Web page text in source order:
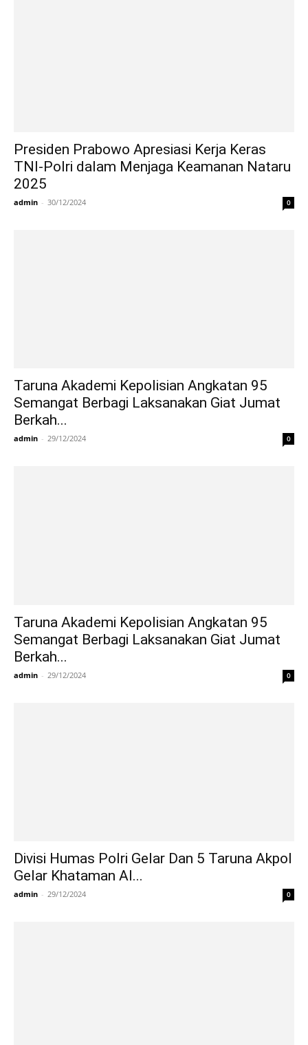
Presiden Prabowo Apresiasi Kerja Keras
TNI-Polri dalam Menjaga Keamanan Nataru
2025
admin - 30/12/2024 0
Taruna Akademi Kepolisian Angkatan 95
Semangat Berbagi Laksanakan Giat Jumat
Berkah...
admin - 29/12/2024 0
Taruna Akademi Kepolisian Angkatan 95
Semangat Berbagi Laksanakan Giat Jumat
Berkah...
admin - 29/12/2024 0
Divisi Humas Polri Gelar Dan 5 Taruna Akpol
Gelar Khataman Al...
admin - 29/12/2024 0